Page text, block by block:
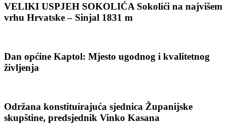
VELIKI USPJEH SOKOLIĆA Sokolići na najvišem
vrhu Hrvatske – Sinjal 1831 m
Dan općine Kaptol: Mjesto ugodnog i kvalitetnog
življenja
Održana konstituirajuća sjednica Županijske
skupštine, predsjednik Vinko Kasana